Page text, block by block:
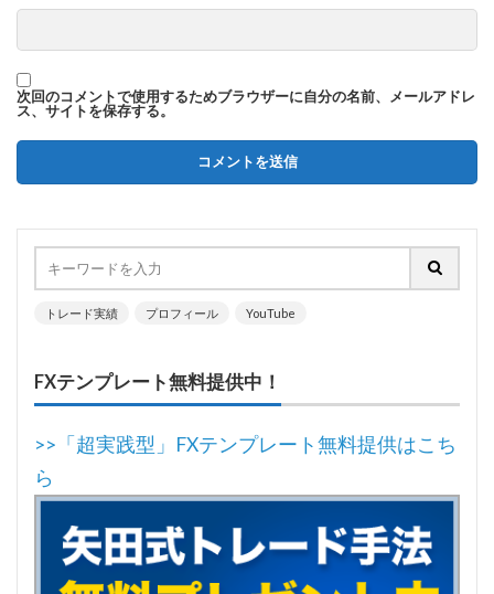
次回のコメントで使用するためブラウザーに自分の名前、メールアドレ
ス、サイトを保存する。
トレード実績 プロフィール YouTube
FXテンプレート無料提供中！
>>「超実践型」FXテンプレート無料提供はこち
ら